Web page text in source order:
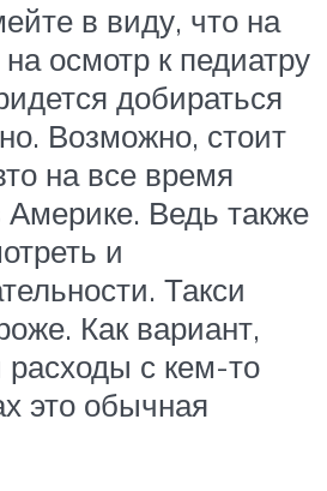
в виду, что на
осмотр к педиатру
добираться
Возможно, стоит
на все время
Ведь также
и
Такси
Как вариант,
расходы с кем-то
это обычная